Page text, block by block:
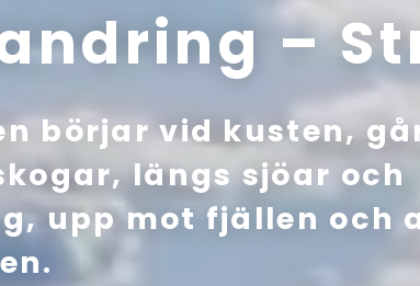
–
börjar vid kusten,
längs sjöar och
upp mot fjällen och